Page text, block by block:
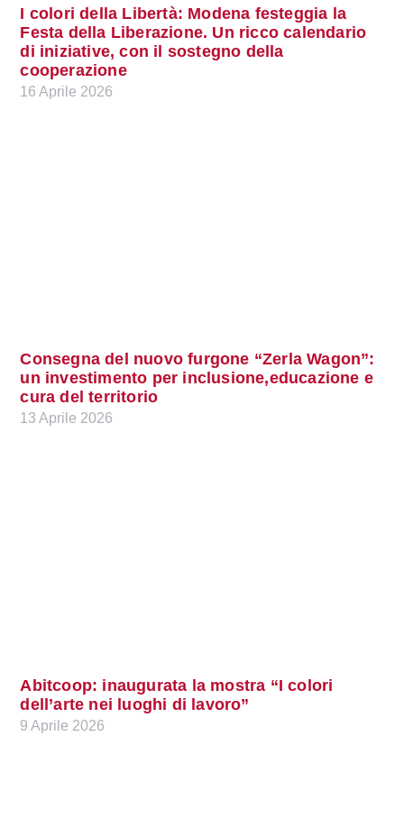
I colori della Libertà: Modena festeggia la
Festa della Liberazione. Un ricco calendario
di iniziative, con il sostegno della
cooperazione
16 Aprile 2026
Consegna del nuovo furgone “Zerla Wagon”:
un investimento per inclusione,educazione e
cura del territorio
13 Aprile 2026
Abitcoop: inaugurata la mostra “I colori
dell’arte nei luoghi di lavoro”
9 Aprile 2026